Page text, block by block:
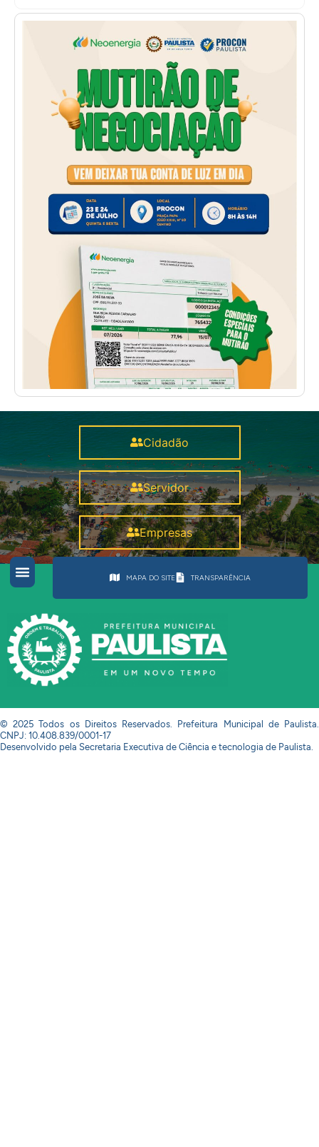
Cidadão
Servidor
Empresas
MAPA DO SITE TRANSPARÊNCIA
© 2025 Todos os Direitos Reservados. Prefeitura Municipal de Paulista.
CNPJ: 10.408.839/0001-17
Desenvolvido pela Secretaria Executiva de Ciência e tecnologia de Paulista.